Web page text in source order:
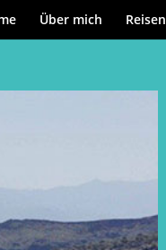
Über mich Reisen